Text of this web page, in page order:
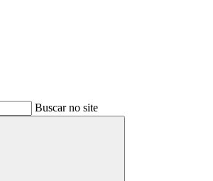
Buscar no site